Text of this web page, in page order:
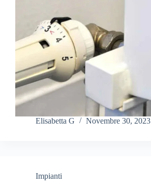
Elisabetta G Novembre 30, 2023
Impianti